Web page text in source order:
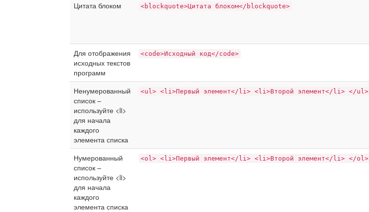
Цитата блоком
<blockquote>Цитата блоком</blockquote>
Для отображения
исходных текстов
программ
<code>Исходный код</code>
Ненумерованный
список –
используйте <li>
для начала
каждого
элемента списка
<ul> <li>Первый элемент</li> <li>Второй элемент</li> </ul>
Нумерованный
список –
используйте <li>
для начала
каждого
элемента списка
<ol> <li>Первый элемент</li> <li>Второй элемент</li> </ol>